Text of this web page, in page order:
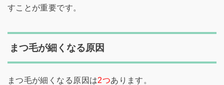
すことが重要です。
まつ毛が細くなる原因
まつ毛が細くなる原因は2つあります。